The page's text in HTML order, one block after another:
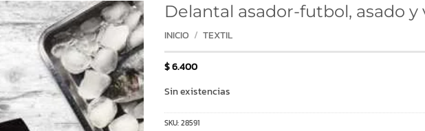
Delantal asador-futbol, asado y
INICIO / TEXTIL
$6.400
Sin existencias
SKU:28591